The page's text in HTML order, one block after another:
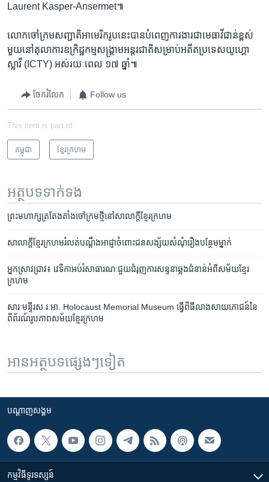
Laurent Kasper-Ansermet៕
លោក​ចៅក្រម​សញ្ជាតិ​អាមេរិក​រូប​នេះ​បាន​បំពេញ​ការងារ​ជា​មេធាវី​ជាន់ខ្ពស់​
មួយ​នៅ​តុលាការ​ឧក្រិដ្ឋកម្ម​សង្គ្រាម​អន្តរជាតិ​សម្រាប់​អតីត​ប្រទេស​យូហ្គោ
ស្លាវី​ (ICTY) ​អស់​រយៈពេល ​១៧ ឆ្នាំ៕
ចែករំលែក Follow us
This item is part of
កម្ពុជា ខ្មែរ​ក្រហម
អត្ថបទ​ទាក់ទង
ព្រះ​មហាក្សត្រ​តែងតាំង​​ចៅក្រម​ថ្មី​នៅ​​សាលាក្តី​ខ្មែរ​ក្រហម
សាលាក្តី​ខ្មែរក្រហម​រំលត់​បណ្តឹង​អាជ្ញា​ចំពោះ​ជនសង្ស័យ​សំណុំ​រឿង​បន្ថែម​ម្នាក់
អ្នក​ស្រាវជ្រាវ៖ វេទិកា​អប់រំ​សាធារណៈ​​ជួយ​ជំរុញ​ការ​​សន្ទនា​ឆ្លង​ជំនាន់​អំពី​សម័យ​ខ្មែរ
ក្រហម
សារៈមន្ទីរ​ស.រ.អា.​ Holocaust ​Memorial Museum ​ធ្វើពិធី​លាងសាយភោជន៍​​នៃ
ពិព័រណ៍​រូបភាព​សម័យ​ខ្មែរក្រហម
អានអត្ថបទផ្សេងៗទៀត
បណ្តាញ​សង្គម
កម្មវិធី​ទូរទស្សន៍